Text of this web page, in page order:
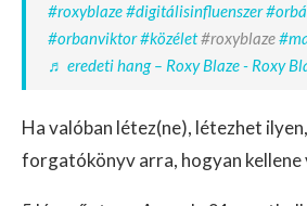
#roxyblaze#digitálisinfluenszer
#orbanviktor#közélet#roxyblaze
♬ eredeti hang – Roxy Blaze - Roxy
Ha valóban létez(ne), létezhet
forgatókönyv arra, hogyan